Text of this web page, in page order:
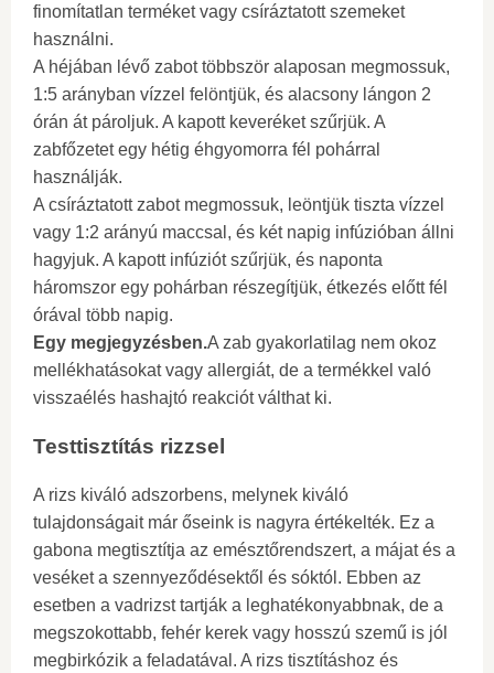
finomítatlan terméket vagy csíráztatott szemeket
használni.
A héjában lévő zabot többször alaposan megmossuk,
1:5 arányban vízzel felöntjük, és alacsony lángon 2
órán át pároljuk. A kapott keveréket szűrjük. A
zabfőzetet egy hétig éhgyomorra fél pohárral
használják.
A csíráztatott zabot megmossuk, leöntjük tiszta vízzel
vagy 1:2 arányú maccsal, és két napig infúzióban állni
hagyjuk. A kapott infúziót szűrjük, és naponta
háromszor egy pohárban részegítjük, étkezés előtt fél
órával több napig.
Egy megjegyzésben.A zab gyakorlatilag nem okoz
mellékhatásokat vagy allergiát, de a termékkel való
visszaélés hashajtó reakciót válthat ki.
Testtisztítás rizzsel
A rizs kiváló adszorbens, melynek kiváló
tulajdonságait már őseink is nagyra értékelték. Ez a
gabona megtisztítja az emésztőrendszert, a májat és a
veséket a szennyeződésektől és sóktól. Ebben az
esetben a vadrizst tartják a leghatékonyabbnak, de a
megszokottabb, fehér kerek vagy hosszú szemű is jól
megbirkózik a feladatával. A rizs tisztításhoz és